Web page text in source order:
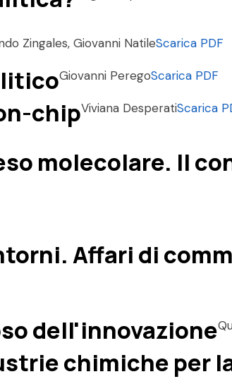
Zingales, Giovanni NatileScarica PDF
Giovanni PeregoScarica PDF
chipViviana DesperatiScarica
molecolare. Il
Affari di
dell'innovazione
chimiche per